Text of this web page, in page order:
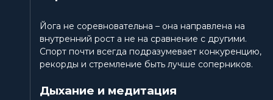
Йога не соревновательна – она направлена на
внутренний рост а не на сравнение с другими.
Спорт почти всегда подразумевает конкуренцию,
рекорды и стремление быть лучше соперников.
Дыхание и медитация